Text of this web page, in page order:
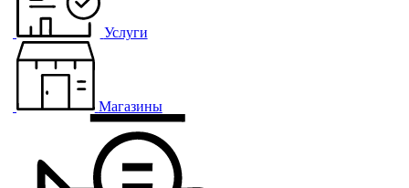
Услуги
Магазины